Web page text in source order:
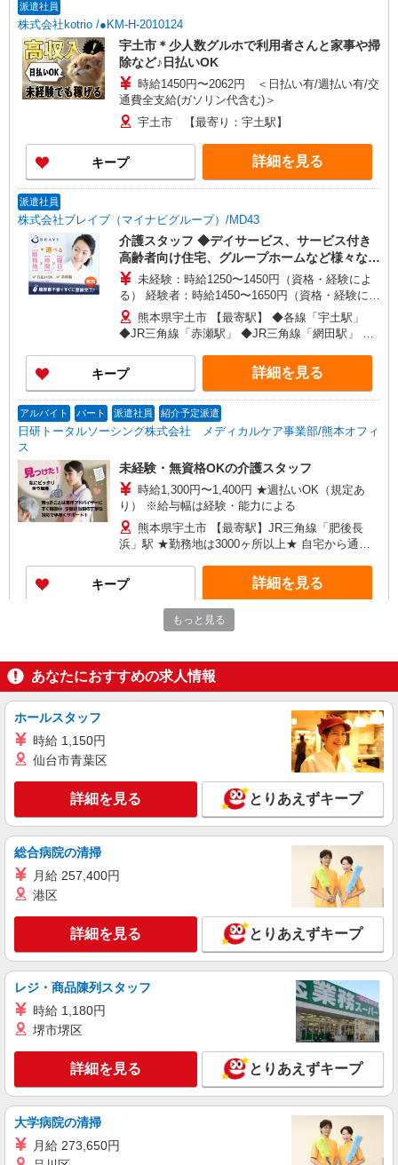
派遣社員
株式会社kotrio /●KM-H-2010124
宇土市＊少人数グルホで利用者さんと家事や掃
除など♪日払いOK
時給1450円〜2062円 ＜日払い有/週払い有/交
通費全支給(ガソリン代含む)＞
宇土市 【最寄り：宇土駅】
キープ 詳細を見る
派遣社員
株式会社ブレイブ（マイナビグループ）/MD43
介護スタッフ ◆デイサービス、サービス付き
高齢者向け住宅、グループホームなど様々な勤
務先から選べます。
未経験：時給1250〜1450円（資格・経験によ
る） 経験者：時給1450〜1650円（資格・経験によ
る） ◎月収例 時給1650円×1日8時間×22日（週5
日）＝29万400円 ◆昇給あり ◆支払い方法 ※日払
い/週払い/月払い対応も可能です。詳しくは面談時
にご相談ください。 ◆交通費：別途全額支給 ※当
社規定あり
熊本県宇土市 【最寄駅】 ◆各線「宇土駅」
◆JR三角線「赤瀬駅」 ◆JR三角線「網田駅」 ★
キープ 詳細を見る
アルバイト パート 派遣社員 紹介予定派遣
日研トータルソーシング株式会社 メディカルケア事業部/熊本オフィ
ス
未経験・無資格OKの介護スタッフ
時給1,300円〜1,400円 ★週払いOK（規定あ
り） ※給与幅は経験・能力による
熊本県宇土市 【最寄駅】JR三角線「肥後長
浜」駅 ★勤務地は3000ヶ所以上★ 自宅から通い
い！！
キープ 詳細を見る
≪宇土市≫夜勤なし！未経験・ブランクOKの
デイスタッフ
時給1450円〜2062円 ＜日払い有/週払い有/交
キープ 詳細を見る
アルバイト パート 派遣社員 紹介予定派遣
日研トータルソーシング株式会社 メディカルケア事業部/熊本オフィ
ス
未経験・無資格OKの介護スタッフ
時給1,300円〜1,400円 ★週払いOK（規定あ
熊本県宇土市 【最寄駅】JR三角線「網田」駅
★勤務地は3000ヶ所以上★ 自宅から通いやすいエ
リアなど、お好きな勤務地をお選び下さい！！
キープ 詳細を見る
派遣社員
宇土市≫家庭的でこぢんまりしたグルホ＊家事
サポートなど
時給1450円〜2062円 ＜日払い有/週払い有/交
もっと見る
あなたにおすすめの求人情報
ホールスタッフ
時給 1,150円
仙台市青葉区
詳細を見る とりあえずキープ
総合病院の清掃
月給 257,400円
港区
詳細を見る とりあえずキープ
レジ・商品陳列スタッフ
時給 1,180円
堺市堺区
詳細を見る とりあえずキープ
大学病院の清掃
月給 273,650円